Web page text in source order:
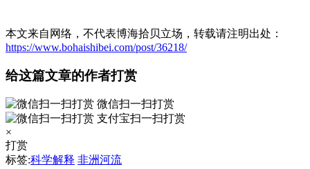
本文来自网络，不代表博海拾贝立场，转载请注明出处：
https://www.bohaishibei.com/post/36218/
给这篇文章的作者打赏
微信扫一扫打赏
支付宝扫一扫打赏
×
打赏
标签:科学解释 非洲河流